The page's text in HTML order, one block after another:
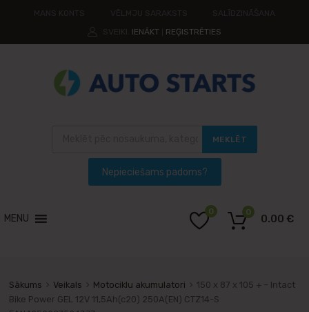
IENĀKT REĢISTRĒTIES
MEKLĒT
MENU
0
0.00 €
0
Sākums Veikals Motociklu akumulatori
150 x 87 x 105 + – Intact
Bike Power GEL 12V 11,5Ah(c20) 250A(EN) CTZ14-S